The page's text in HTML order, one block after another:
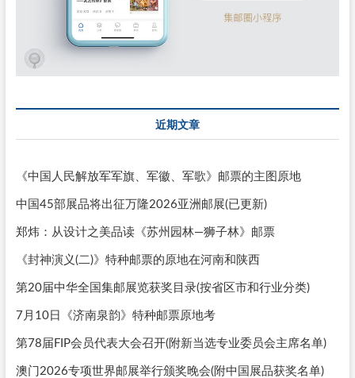
近期文章
《中国人民解放军军旗、军徽、军歌》邮票的主图原地
中国45部展品将出征万隆2026亚洲邮展(已更新)
郑炜：从设计之美品读《苏州园林—狮子林》邮票
《封神演义(二)》特种邮票的原地在河南和陕西
第20届中华全国集邮展览获奖目录(按省区市和行业分类)
7月10日《济南泉韵》特种邮票原地考
第78届FIP会员代表大会召开(附新当选专业委员会主席名单)
澳门2026专项世界邮展举行颁奖晚会(附中国展品获奖名单)